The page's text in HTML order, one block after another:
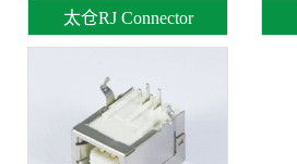
太仓RJ Connector